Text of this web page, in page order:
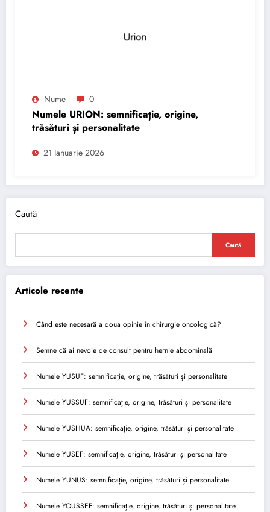
Nume 0
Numele URION: semnificație, origine,
trăsături și personalitate
21 Ianuarie 2026
Caută
Caută
Articole recente
Când este necesară a doua opinie în chirurgie oncologică?
Semne că ai nevoie de consult pentru hernie abdominală
Numele YUSUF: semnificație, origine, trăsături și personalitate
Numele YUSSUF: semnificație, origine, trăsături și personalitate
Numele YUSHUA: semnificație, origine, trăsături și personalitate
Numele YUSEF: semnificație, origine, trăsături și personalitate
Numele YUNUS: semnificație, origine, trăsături și personalitate
Numele YOUSSEF: semnificație, origine, trăsături și personalitate